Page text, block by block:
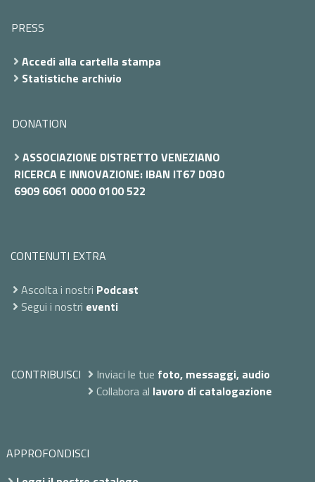
PRESS
Accedi alla cartella stampa
Statistiche archivio
DONATION
ASSOCIAZIONE DISTRETTO VENEZIANO
RICERCA E INNOVAZIONE: IBAN IT67 D030
6909 6061 0000 0100 522
CONTENUTI EXTRA
Ascolta i nostri Podcast
Segui i nostri eventi
CONTRIBUISCI Inviaci le tue foto, messaggi, audio
Collabora al lavoro di catalogazione
APPROFONDISCI